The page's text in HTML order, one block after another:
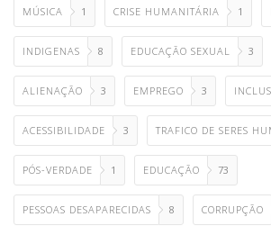
MÚSICA 1 CRISE HUMANITÁRIA 1
INDIGENAS 8 EDUCAÇÃO SEXUAL 3
ALIENAÇÃO 3 EMPREGO 3
ACESSIBILIDADE 3 TRAFICO DE SERES
PÓS-VERDADE 1 EDUCAÇÃO 73
PESSOAS DESAPARECIDAS 8 CORRUPÇÃO